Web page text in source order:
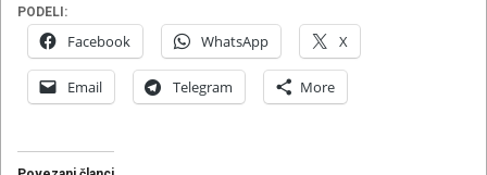
PODELI:
Facebook WhatsApp X
Email Telegram More